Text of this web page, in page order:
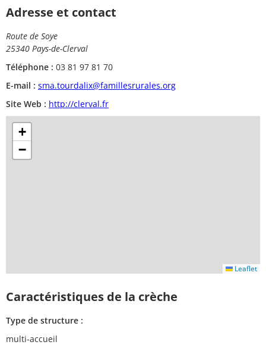
Adresse et contact
Route de Soye
25340 Pays-de-Clerval
Téléphone : 03 81 97 81 70
E-mail : sma.tourdalix@famillesrurales.org
Site Web : http://clerval.fr
+
−
Leaflet
Caractéristiques de la crèche
Type de structure :
multi-accueil